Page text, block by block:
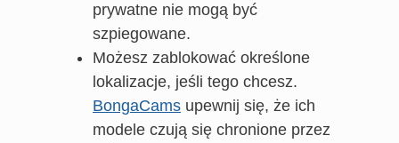
prywatne nie mogą być
szpiegowane.
Możesz zablokować określone
lokalizacje, jeśli tego chcesz.
BongaCams upewnij się, że ich
modele czują się chronione przez